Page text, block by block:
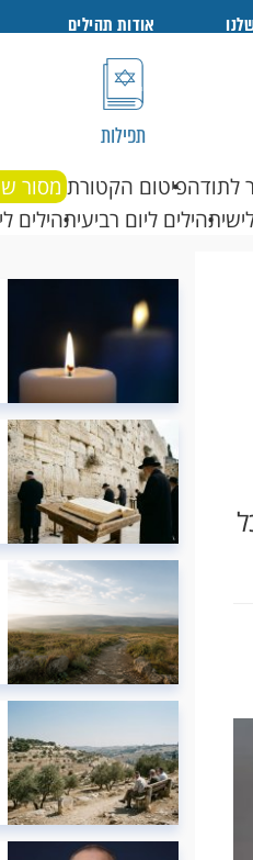
אודות תהילים
תפילות
לתודהפיטום הקטורת מסור
תהילים ליום רביעיתהילים